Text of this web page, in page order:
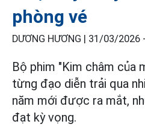
phòng vé
DƯƠNG HƯƠNG | 31/03/2026
Bộ phim "Kim châm của
từng đạo diễn trải qua
năm mới được ra mắt,
đạt kỳ vọng.